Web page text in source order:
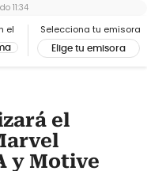
el Selecciona tu emisora
Elige tu emisora
11:34
el
y Motive